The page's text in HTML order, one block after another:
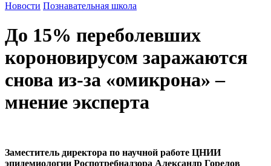
Новости Познавательная школа
До 15% переболевших
короновирусом заражаются
снова из-за «омикрона» –
мнение эксперта
Заместитель директора по научной работе ЦНИИ
эпидемиологии Роспотребнадзора Александр Горелов